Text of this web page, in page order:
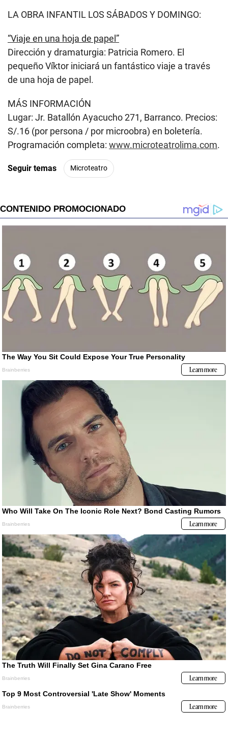
LA OBRA INFANTIL LOS SÁBADOS Y DOMINGO:
“Viaje en una hoja de papel”
Dirección y dramaturgia: Patricia Romero. El
pequeño Víktor iniciará un fantástico viaje a través
de una hoja de papel.
MÁS INFORMACIÓN
Lugar: Jr. Batallón Ayacucho 271, Barranco. Precios:
S/.16 (por persona / por microobra) en boletería.
Programación completa: www.microteatrolima.com.
Seguir temas Microteatro